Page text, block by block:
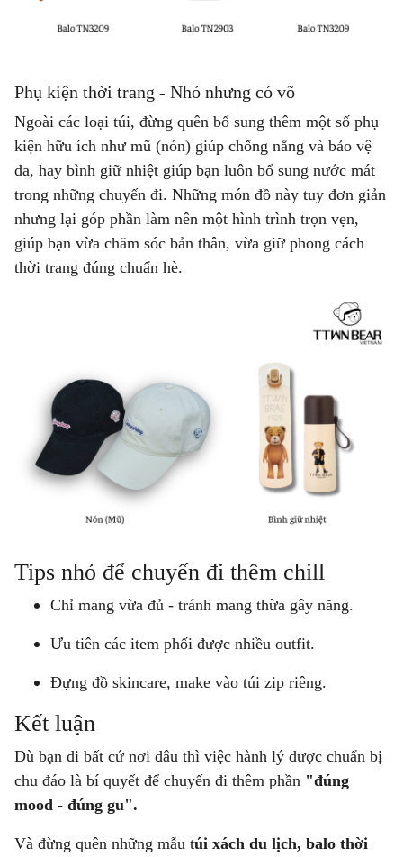
Phụ kiện thời trang - Nhỏ nhưng có võ
Ngoài các loại túi, đừng quên bổ sung thêm một số phụ
kiện hữu ích nhưmũ (nón) giúp chống nắng và bảo vệ
da, hay bình giữ nhiệt giúp bạn luôn bổ sung nước mát
trong những chuyến đi. Những món đồ này tuy đơn giản
nhưng lại góp phần làm nên một hình trình trọn vẹn,
giúp bạn vừa chăm sóc bản thân, vừa giữ phong cách
thời trang đúng chuẩn hè.
Tips nhỏ để chuyến đi thêm chill
Chỉ mang vừa đủ - tránh mang thừa gây năng.
Ưu tiên các item phối được nhiều outfit.
Đựng đồ skincare, make vào túi zip riêng.
Kết luận
Dù bạn đi bất cứ nơi đâu thì việc hành lý được chuẩn bị
chu đáo là bí quyết để chuyến đi thêm phần "đúng
mood - đúng gu".
Và đừng quên những mẫu túi xách du lịch, balo thời